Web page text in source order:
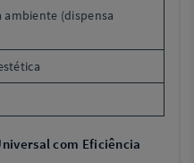
(dispensa
com Eficiência